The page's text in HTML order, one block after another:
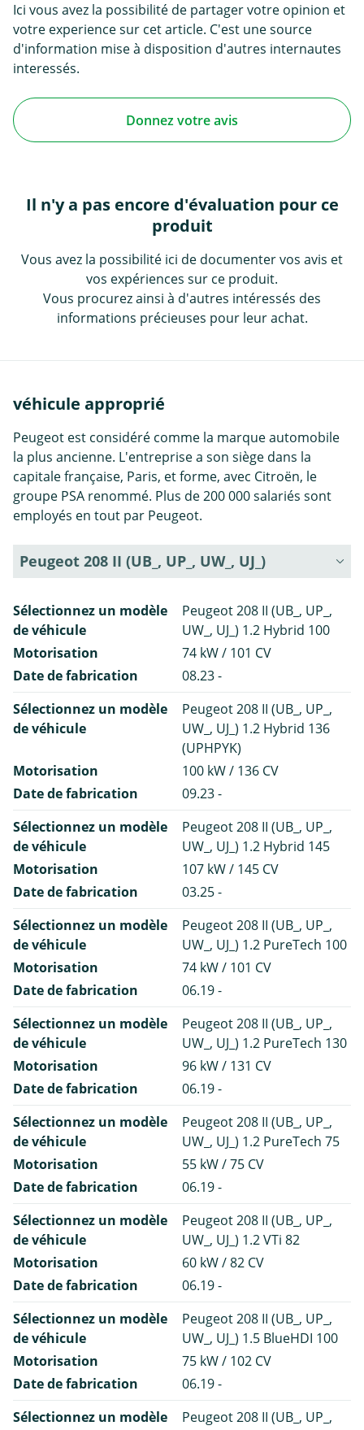
Ici vous avez la possibilité de partager votre opinion et
votre experience sur cet article. C'est une source
d'information mise à disposition d'autres internautes
interessés.
Donnez votre avis
Il n'y a pas encore d'évaluation pour ce
produit
Vous avez la possibilité ici de documenter vos avis et
vos expériences sur ce produit.
Vous procurez ainsi à d'autres intéressés des
informations précieuses pour leur achat.
véhicule approprié
Peugeot est considéré comme la marque automobile
la plus ancienne. L'entreprise a son siège dans la
capitale française, Paris, et forme, avec Citroën, le
groupe PSA renommé. Plus de 200 000 salariés sont
employés en tout par Peugeot.
Peugeot 208 II (UB_, UP_, UW_, UJ_)
Sélectionnez un modèle
de véhicule
Peugeot 208 II (UB_, UP_,
UW_, UJ_) 1.2 Hybrid 100
Motorisation
74 kW / 101 CV
Date de fabrication
08.23 -
Sélectionnez un modèle
de véhicule
Peugeot 208 II (UB_, UP_,
UW_, UJ_) 1.2 Hybrid 136
(UPHPYK)
Motorisation
100 kW / 136 CV
Date de fabrication
09.23 -
Sélectionnez un modèle
de véhicule
Peugeot 208 II (UB_, UP_,
UW_, UJ_) 1.2 Hybrid 145
Motorisation
107 kW / 145 CV
Date de fabrication
03.25 -
Sélectionnez un modèle
de véhicule
Peugeot 208 II (UB_, UP_,
UW_, UJ_) 1.2 PureTech 100
Motorisation
74 kW / 101 CV
Date de fabrication
06.19 -
Sélectionnez un modèle
de véhicule
Peugeot 208 II (UB_, UP_,
UW_, UJ_) 1.2 PureTech 130
Motorisation
96 kW / 131 CV
Date de fabrication
06.19 -
Sélectionnez un modèle
de véhicule
Peugeot 208 II (UB_, UP_,
UW_, UJ_) 1.2 PureTech 75
Motorisation
55 kW / 75 CV
Date de fabrication
06.19 -
Sélectionnez un modèle
de véhicule
Peugeot 208 II (UB_, UP_,
UW_, UJ_) 1.2 VTi 82
Motorisation
60 kW / 82 CV
Date de fabrication
06.19 -
Sélectionnez un modèle
de véhicule
Peugeot 208 II (UB_, UP_,
UW_, UJ_) 1.5 BlueHDI 100
Motorisation
75 kW / 102 CV
Date de fabrication
06.19 -
Sélectionnez un modèle
Peugeot 208 II (UB_, UP_,